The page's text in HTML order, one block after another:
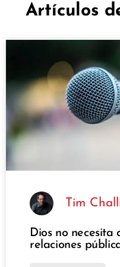
Artículos
Tim
Dios no necesita
relaciones